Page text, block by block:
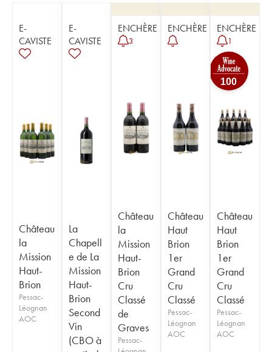
E-
CAVISTE
Château
la
Mission
Haut-
Brion
Pessac-
Léognan
AOC
E-
CAVISTE
La
Chapell
e de La
Mission
Haut-
Brion
Second
Vin
(CBO à
ENCHÈRE
3
Château
la
Mission
Haut-
Brion
Cru
Classé
de
Graves
Pessac-
ENCHÈRE
Château
Haut
Brion
1er
Grand
Cru
Classé
Pessac-
Léognan
AOC
ENCHÈRE
1
100
Château
Haut
Brion
1er
Grand
Cru
Classé
Pessac-
Léognan
AOC